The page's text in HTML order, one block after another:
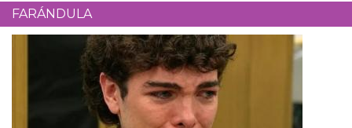
FARÁNDULA